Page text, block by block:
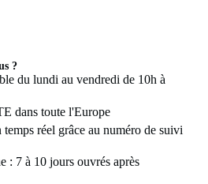
?
du lundi au vendredi de 10h à
dans toute l'Europe
réel grâce au numéro de suivi
: 7 à 10 jours ouvrés après